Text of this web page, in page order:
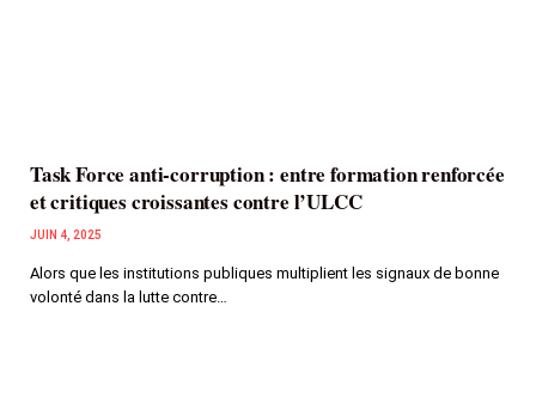
Task Force anti-corruption : entre formation renforcée
et critiques croissantes contre l’ULCC
JUIN 4, 2025
Alors que les institutions publiques multiplient les signaux de bonne
volonté dans la lutte contre…